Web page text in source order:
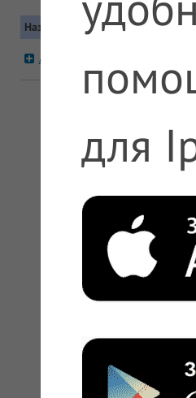
Название Контакты
А5 №197 Ногинск
+7
для